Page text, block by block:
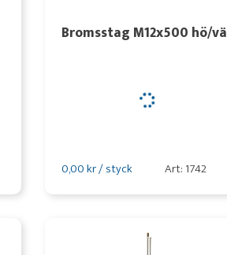
Bromsstag M12x500 hö/vä
0,00 kr / styck Art: 1742